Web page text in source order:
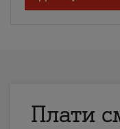
Плати